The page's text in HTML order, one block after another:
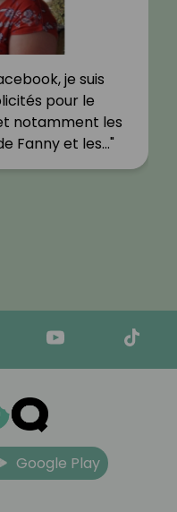
je suis
pour le
notamment les
Fanny et les…"
Google Play